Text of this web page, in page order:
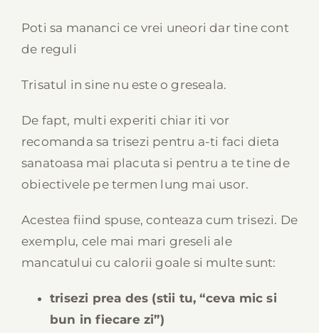
Poti sa mananci ce vrei uneori dar tine cont
de reguli
Trisatul in sine nu este o greseala.
De fapt, multi experiti chiar iti vor
recomanda sa trisezi pentru a-ti faci dieta
sanatoasa mai placuta si pentru a te tine de
obiectivele pe termen lung mai usor.
Acestea fiind spuse, conteaza cum trisezi. De
exemplu, cele mai mari greseli ale
mancatului cu calorii goale si multe sunt:
trisezi prea des (stii tu, “ceva mic si
bun in fiecare zi”)